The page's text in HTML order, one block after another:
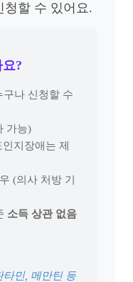
청할 수 있어요.
?
구나 신청할 수
가능)
지장애는 제
(의사 처방 기
소득 상관 없음
타민, 메만틴 등